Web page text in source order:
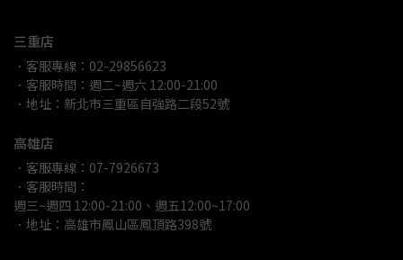
三重店
．客服專線：02-29856623
．客服時間：週二~週六 12:00-21:00
．地址：新北市三重區自強路二段52號
高雄店
．客服專線：07-7926673
．客服時間：
週三~週四 12:00-21:00、週五12:00~17:00
．地址：高雄市鳳山區鳳頂路398號